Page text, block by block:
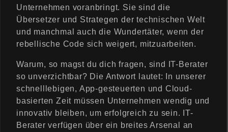
Unternehmen voranbringt. Sie sind die
Übersetzer und Strategen der technischen Welt
und manchmal auch die Wundertäter, wenn der
rebellische Code sich weigert, mitzuarbeiten.
Warum, so magst du dich fragen, sind IT-Berater
so unverzichtbar? Die Antwort lautet: In unserer
schnelllebigen, App-gesteuerten und Cloud-
basierten Zeit müssen Unternehmen wendig und
innovativ bleiben, um erfolgreich zu sein. IT-
Berater verfügen über ein breites Arsenal an